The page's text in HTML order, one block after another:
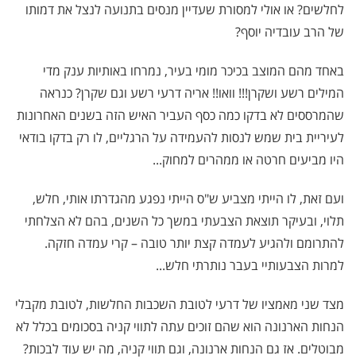
לחלשים? או אולי למסורת שעדיין מנסים בתנועה לנצל את דמותו
של הרב עובדיה יוסף?
באחד מהם המוצב בכיכר מומי בעיר, נמרחו באותיות ענק מדי
המילים רשע ושקרן!!! וואו!! אריה דרעי רשע וגם שקרן? כנראה
שהמרססים לא בדקו כמה כסף העביר האיש הזה בשנים האחרונות
לעיריית בית שמש לנסות להעמידה על הרגליים, לו רק בדקו בודאי
היו מביעים חרטה או ממהרים למחוק...
ועם זאת, לו הייתי מצביע ש"ס הייתי נפגע מהגדרתו אותי, חלש,
תלוי, ובעיקר תוצאת הצבעתי במשך כל השנים, בהם לא הצלחתי
להתרומם ולהגיע לעמדה קצת יותר טובה – קרי עמדה חזקה.
למרות הצבעותיי בעבר נותרתי חלש...
מצד שני מאמציו של דרעי לטובת השכבות החלשות, לטובת מקבלי
הנחות הארנונה הוא שהם זוכים עתה לתווי קניה בסכומים בכלל לא
מבוטלים. אז גם הנחות ארנונה, וגם תווי קניה, מה יש עוד לבכות?